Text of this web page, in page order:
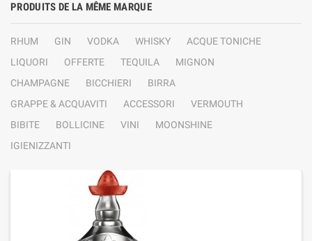
PRODUITS DE LA MÊME MARQUE
RHUM GIN VODKA WHISKY
ACQUE TONICHE
LIQUORI
OFFERTE TEQUILA
MIGNON
CHAMPAGNE
BICCHIERI
BIRRA
GRAPPE & ACQUAVITI
ACCESSORI
VERMOUTH
BIBITE
BOLLICINE VINI
MOONSHINE
IGIENIZZANTI